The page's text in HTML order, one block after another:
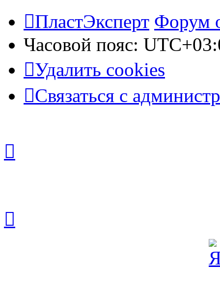
ПластЭксперт Форум
Часовой пояс:
Удалить cookies
Связаться с